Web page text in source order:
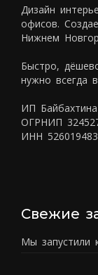
Дизайн
офисов.
Нижнем
Быстро,
нужно всегда
ИП
ОГРНИП
ИНН
Свежие
Мы запустили